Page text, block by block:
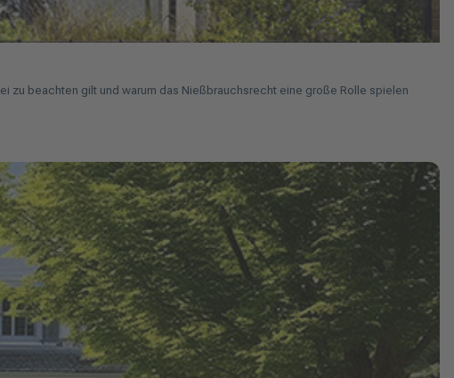
zu beachten gilt und warum das Nießbrauchsrecht eine große Rolle spielen